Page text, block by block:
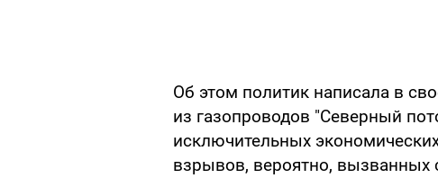
Об этом политик написала в
из газопроводов "Северный
исключительных
взрывов, вероятно, вызванных